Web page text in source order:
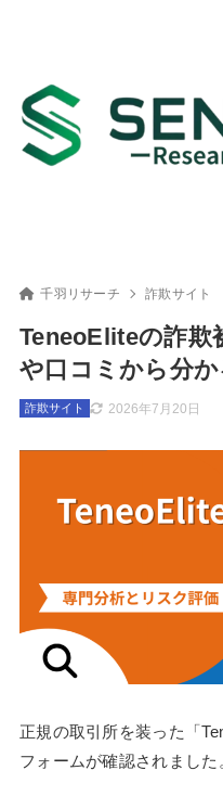
千羽リサーチ 詐欺サイト
TeneoEliteの詐欺
や口コミから分
2026年7月20日
詐欺サイト
正規の取引所を装った「
フォームが確認されました